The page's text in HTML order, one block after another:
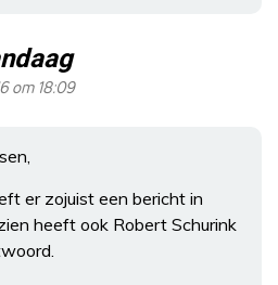
om 18:09
er zojuist een bericht in
heeft ook Robert Schurink